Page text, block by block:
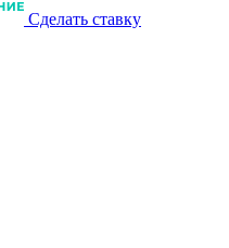
Сделать ставку